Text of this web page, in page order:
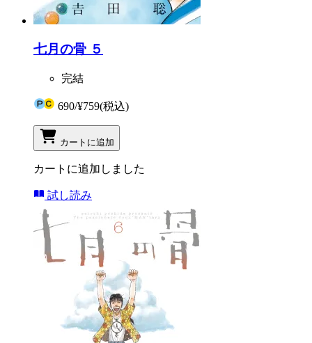
七月の骨 ５
完結
690/¥759(税込)
カートに追加
カートに追加しました
試し読み